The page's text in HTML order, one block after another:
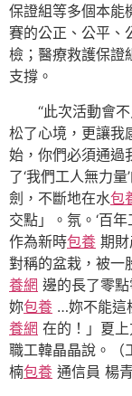
保證組等多個本能
賽的公正、公平、
檢；醫療救護保證
支撐。
“此次活動會
松了心境，更讓我
始，你們必須通過
了‘我們工人無力
劍，不斷地在水包
交點」。氛。‘百
作為新時包養 期
對稱的盆栽，被一
養網 邊的長了零
妳包養 …妳不能這
養網 在的！」夏
職工韓晶晶說。（
楠包養 通信員 楊青